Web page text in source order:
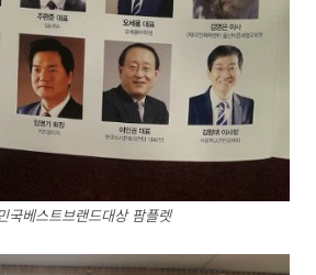
국베스트브랜드대상 팜플렛